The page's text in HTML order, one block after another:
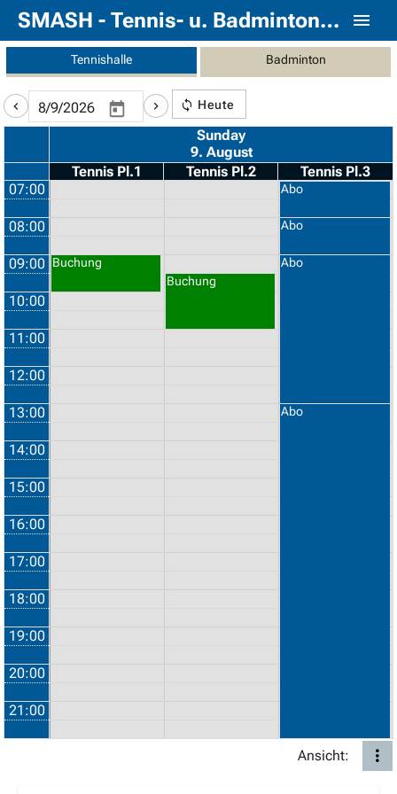
SMASH - Tennis- u. Badmintonhalle Lampertheim
Tennishalle Badminton
Heute
Ansicht:
Sunday
9. August
Tennis Pl.1
Tennis Pl.2
Tennis Pl.3
07:00
08:00
09:00
10:00
11:00
12:00
13:00
14:00
15:00
16:00
17:00
18:00
19:00
20:00
21:00
Buchung
Buchung
Abo
Abo
Abo
Abo